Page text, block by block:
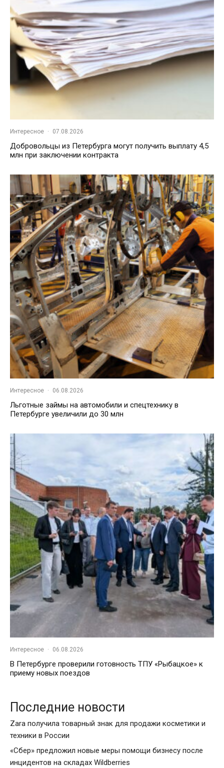
Интересное · 07.08.2026
Добровольцы из Петербурга могут получить выплату 4,5
млн при заключении контракта
Интересное · 06.08.2026
Льготные займы на автомобили и спецтехнику в
Петербурге увеличили до 30 млн
Интересное · 06.08.2026
В Петербурге проверили готовность ТПУ «Рыбацкое» к
приему новых поездов
Последние новости
Zara получила товарный знак для продажи косметики и
техники в России
«Сбер» предложил новые меры помощи бизнесу после
инцидентов на складах Wildberries